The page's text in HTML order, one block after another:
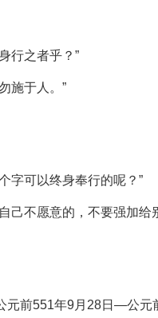
行之者乎？”
施于人。”
字可以终身奉行的呢？”
己不愿意的，不要强加给
元前551年9月28日―公